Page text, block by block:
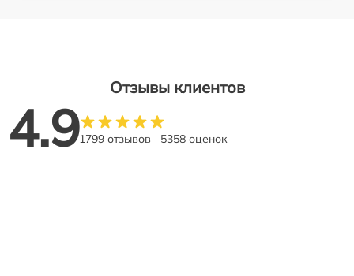
Отзывы клиентов
4.91799 отзывов 5358 оценок